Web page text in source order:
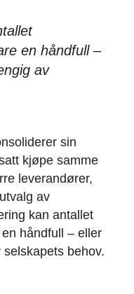
en håndfull –
av
sin
kjøpe samme
leverandører,
av
kan antallet
håndfull – eller
behov.